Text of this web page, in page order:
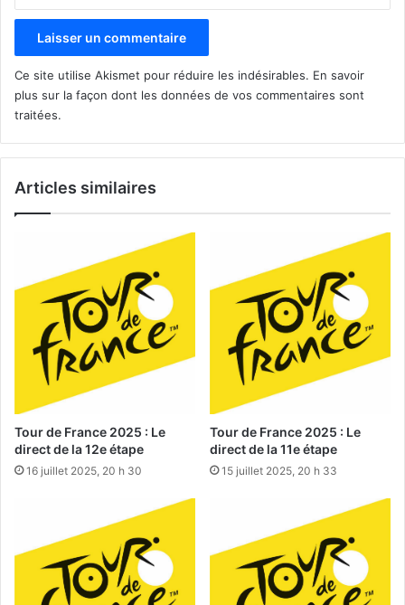
Ce site utilise Akismet pour réduire les indésirables. En savoir
plus sur la façon dont les données de vos commentaires sont
traitées.
Articles similaires
Tour de France 2025 : Le
direct de la 12e étape
16 juillet 2025, 20 h 30
Tour de France 2025 : Le
direct de la 11e étape
15 juillet 2025, 20 h 33